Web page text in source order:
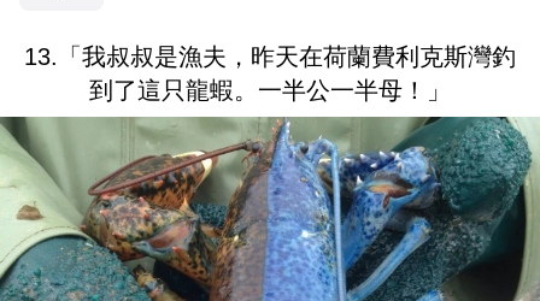
13.「我叔叔是漁夫，昨天在荷蘭費利克斯灣釣
到了這只龍蝦。一半公一半母！」